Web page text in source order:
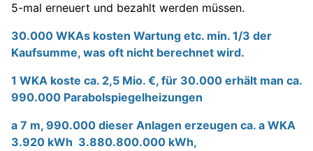
5-mal erneuert und bezahlt werden müssen.
30.000 WKAs kosten Wartung etc. min. 1/3 der
Kaufsumme, was oft nicht berechnet wird.
1 WKA koste ca. 2,5 Mio. €, für 30.000 erhält man ca.
990.000 Parabolspiegelheizungen
a 7 m, 990.000 dieser Anlagen erzeugen ca. a WKA
3.920 kWh 3.880.800.000 kWh,